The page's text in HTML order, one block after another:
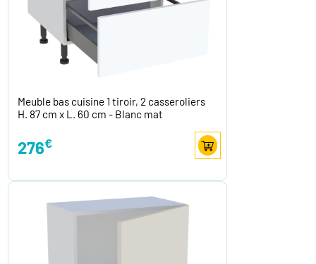
Meuble bas cuisine 1 tiroir, 2 casseroliers
H. 87 cm x L. 60 cm - Blanc mat
276€